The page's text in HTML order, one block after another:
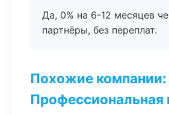
Да, 0% на 6-12 месяцев
партнёры, без переплат.
Похожие компании:
Профессиональная